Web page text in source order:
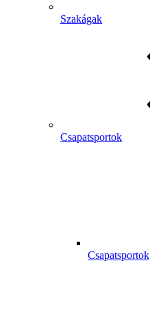
Szakágak
Csapatsportok
Csapatsportok